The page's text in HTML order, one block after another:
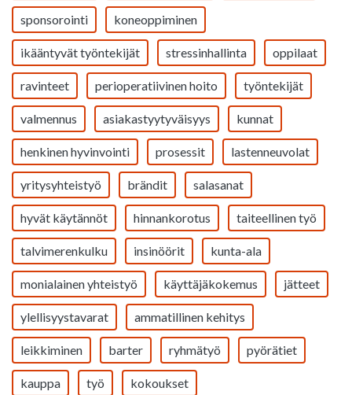
sponsorointi koneoppiminen
ikääntyvät työntekijät stressinhallinta oppilaat
ravinteet perioperatiivinen hoito työntekijät
valmennus asiakastyytyväisyys kunnat
henkinen hyvinvointi prosessit lastenneuvolat
yritysyhteistyö brändit salasanat
hyvät käytännöt hinnankorotus taiteellinen työ
talvimerenkulku insinöörit kunta-ala
monialainen yhteistyö käyttäjäkokemus jätteet
ylellisyystavarat ammatillinen kehitys
leikkiminen barter ryhmätyö pyörätiet
kauppa työ kokoukset